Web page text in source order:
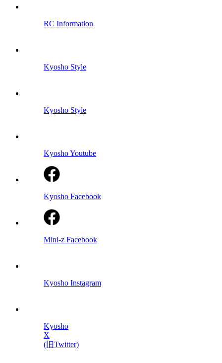
RC Information
Kyosho Style
Kyosho Style
Kyosho Youtube
Kyosho Facebook
Mini-z Facebook
Kyosho Instagram
Kyosho
X
(旧Twitter)